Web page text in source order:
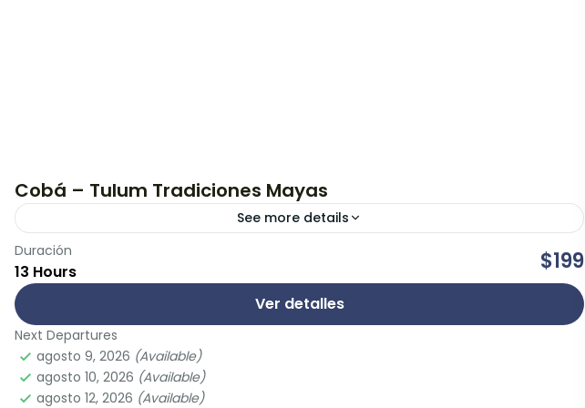
Cobá – Tulum Tradiciones Mayas
See more details
Disfruta de la mezcla perfecta de cultura y aventura. Visita las ruinas y viaja
en el tiempo para disfrutar la arquitectura, flora y fauna del...
Duración
13 Hours $199
Ver detalles
Next Departures
agosto 9, 2026 (Available)
agosto 10, 2026 (Available)
agosto 12, 2026 (Available)